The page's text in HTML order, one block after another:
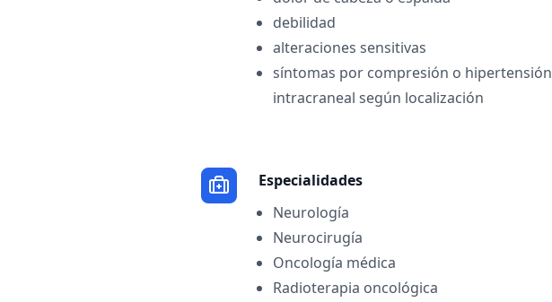
debilidad
alteraciones sensitivas
síntomas por compresión o hipertensión
intracraneal según localización
Especialidades
Neurología
Neurocirugía
Oncología médica
Radioterapia oncológica